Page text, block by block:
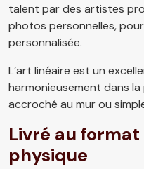
talent par des artistes
photos personnelles,
personnalisée.
L’art linéaire est un
harmonieusement dans
accroché au mur ou
Livré au
physique